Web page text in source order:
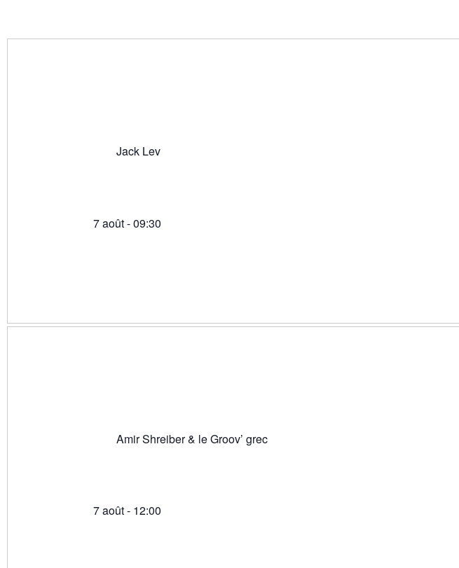
Jack Lev
7 août - 09:30
Amir Shreiber & le Groov’ grec
7 août - 12:00